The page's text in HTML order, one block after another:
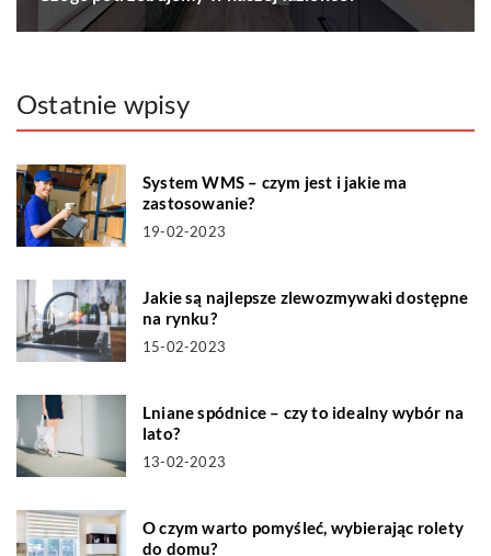
Ostatnie wpisy
System WMS – czym jest i jakie ma
zastosowanie?
19-02-2023
Jakie są najlepsze zlewozmywaki dostępne
na rynku?
15-02-2023
Lniane spódnice – czy to idealny wybór na
lato?
13-02-2023
O czym warto pomyśleć, wybierając rolety
do domu?